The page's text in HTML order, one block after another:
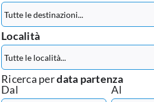
Località
Ricerca perdata partenza
Dal
Al